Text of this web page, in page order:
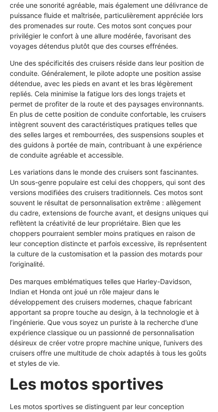
crée une sonorité agréable, mais également une délivrance de
puissance fluide et maîtrisée, particulièrement appréciée lors
des promenades sur route. Ces motos sont conçues pour
privilégier le confort à une allure modérée, favorisant des
voyages détendus plutôt que des courses effrénées.
Une des spécificités des cruisers réside dans leur position de
conduite. Généralement, le pilote adopte une position assise
détendue, avec les pieds en avant et les bras légèrement
repliés. Cela minimise la fatigue lors des longs trajets et
permet de profiter de la route et des paysages environnants.
En plus de cette position de conduite confortable, les cruisers
intègrent souvent des caractéristiques pratiques telles que
des selles larges et rembourrées, des suspensions souples et
des guidons à portée de main, contribuant à une expérience
de conduite agréable et accessible.
Les variations dans le monde des cruisers sont fascinantes.
Un sous-genre populaire est celui des choppers, qui sont des
versions modifiées des cruisers traditionnels. Ces motos sont
souvent le résultat de personnalisation extrême : allègement
du cadre, extensions de fourche avant, et designs uniques qui
reflètent la créativité de leur propriétaire. Bien que les
choppers pourraient sembler moins pratiques en raison de
leur conception distincte et parfois excessive, ils représentent
la culture de la customisation et la passion des motards pour
l’originalité.
Des marques emblématiques telles que Harley-Davidson,
Indian et Honda ont joué un rôle majeur dans le
développement des cruisers modernes, chaque fabricant
apportant sa propre touche au design, à la technologie et à
l’ingénierie. Que vous soyez un puriste à la recherche d’une
expérience classique ou un passionné de personnalisation
désireux de créer votre propre machine unique, l’univers des
cruisers offre une multitude de choix adaptés à tous les goûts
et styles de vie.
Les motos sportives
Les motos sportives se distinguent par leur conception